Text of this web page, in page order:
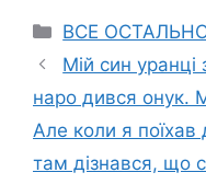
Categories
ВСЕ
Мій син
наро дився онук.
Але коли я поїхав
там дізнався, що